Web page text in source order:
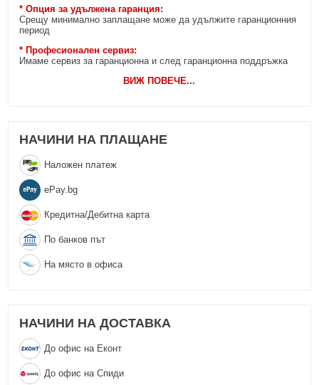
* Опция за удължена гаранция:
Срещу минимално заплащане може да удължите гаранционния
период
* Професионален сервиз:
Имаме сервиз за гаранционна и след гаранционна поддръжка
ВИЖ ПОВЕЧЕ...
НАЧИНИ НА ПЛАЩАНЕ
Наложен платеж
еPay.bg
Кредитна/Дебитна карта
По банков път
На място в офиса
НАЧИНИ НА ДОСТАВКА
До офис на Еконт
До офис на Спиди